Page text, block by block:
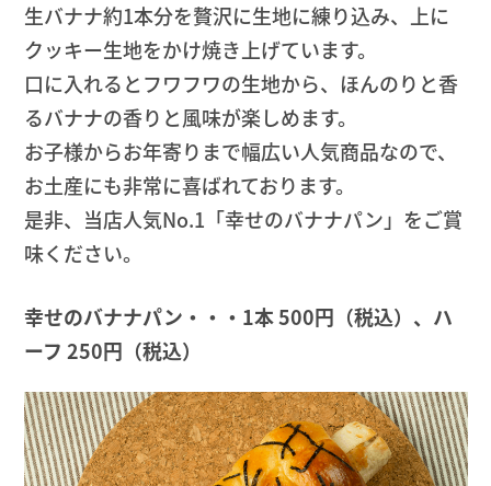
生バナナ約1本分を贅沢に生地に練り込み、上に
クッキー生地をかけ焼き上げています。
口に入れるとフワフワの生地から、ほんのりと香
るバナナの香りと風味が楽しめます。
お子様からお年寄りまで幅広い人気商品なので、
お土産にも非常に喜ばれております。
是非、当店人気No.1「幸せのバナナパン」をご賞
味ください。
幸せのバナナパン・・・1本 500円（税込）、ハ
ーフ 250円（税込）